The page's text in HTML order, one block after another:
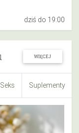
dziś do 19:00
WIĘCEJ
Seks Suplementy